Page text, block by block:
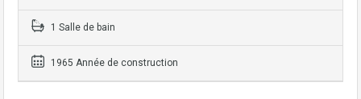
1 Salle de bain
1965 Année de construction